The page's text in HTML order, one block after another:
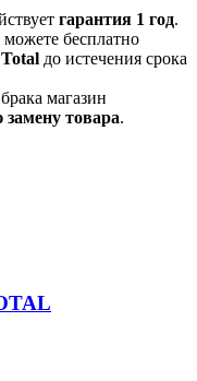
гарантия 1 год.
бесплатно
до истечения срока
магазин
замену товара.